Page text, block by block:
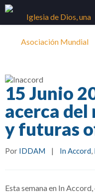
15 Junio
acerca
y futuras
Por IDDAM | In Accord,
Esta semana en In